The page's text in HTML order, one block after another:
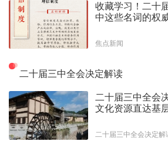
收藏学习！二十
中这些名词的权
焦点新闻
二十届三中全会决定解读
二十届三中全会
文化资源直达基
二十届三中全会决定解